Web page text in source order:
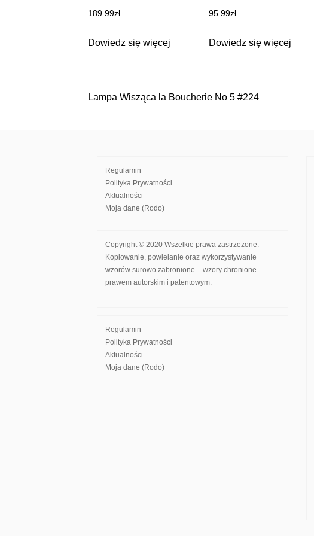
189.99zł
Dowiedz się więcej
95.99zł
Dowiedz się więcej
Nawigacja
Lampa Wisząca la Boucherie No 5 #224
Regulamin
Polityka Prywatności
Aktualności
Moja dane (Rodo)
Copyright © 2020 Wszelkie prawa zastrzeżone.
Kopiowanie, powielanie oraz wykorzystywanie
wzorów surowo zabronione – wzory chronione
prawem autorskim i patentowym.
Regulamin
Polityka Prywatności
Aktualności
Moja dane (Rodo)